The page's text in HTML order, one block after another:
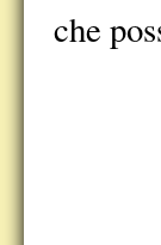
che